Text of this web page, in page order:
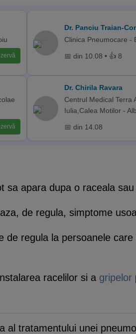
Dr. Panciu Traian-
Clinica Pneumocare -
📅 din 10.08 • 👍 8
Dr. Chirila Ravara
Centrul Medical Terra
Iulia,Calea Motilor -
📅 din 14.08
sa apara dupa o raceala
de regula, simptome
de regula la persoanele
racelilor si a gripelor
al tratamentului unei